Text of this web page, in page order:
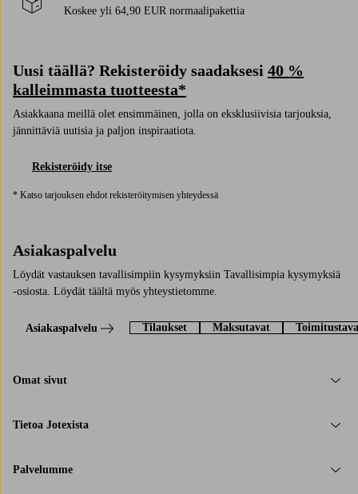
Koskee yli 64,90 EUR normaalipakettia
Uusi täällä? Rekisteröidy saadaksesi 40 %
kalleimmasta tuotteesta*
Asiakkaana meillä olet ensimmäinen, jolla on eksklusiivisia tarjouksia,
jännittäviä uutisia ja paljon inspiraatiota.
Rekisteröidy itse
* Katso tarjouksen ehdot rekisteröitymisen yhteydessä
Asiakaspalvelu
Löydät vastauksen tavallisimpiin kysymyksiin Tavallisimpia kysymyksiä
-osiosta. Löydät täältä myös yhteystietomme.
Asiakaspalvelu Tilaukset Maksutavat
Omat sivut
Tietoa Jotexista
Palvelumme